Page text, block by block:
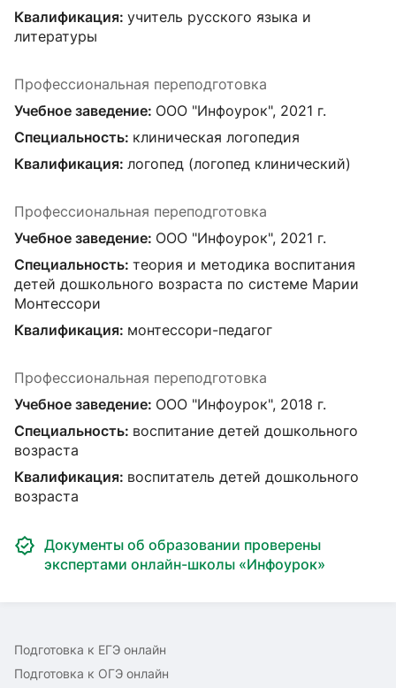
Квалификация: учитель русского языка и
литературы
Профессиональная переподготовка
Учебное заведение: ООО "Инфоурок", 2021 г.
Специальность: клиническая логопедия
Квалификация: логопед (логопед клинический)
Профессиональная переподготовка
Учебное заведение: ООО "Инфоурок", 2021 г.
Специальность: теория и методика воспитания
детей дошкольного возраста по системе Марии
Монтессори
Квалификация: монтессори-педагог
Профессиональная переподготовка
Учебное заведение: ООО "Инфоурок", 2018 г.
Специальность: воспитание детей дошкольного
возраста
Квалификация: воспитатель детей дошкольного
возраста
Документы об образовании проверены
экспертами онлайн-школы «Инфоурок»
Подготовка к ЕГЭ онлайн
Подготовка к ОГЭ онлайн